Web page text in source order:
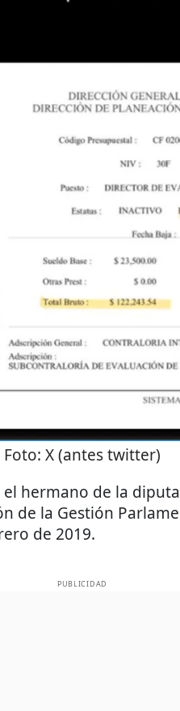
Foto: X (antes twitter)
hermano de la
de la Gestión
de 2019.
PUBLICIDAD